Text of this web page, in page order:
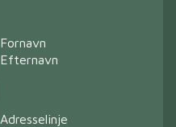
Fornavn
Efternavn
Adresselinje